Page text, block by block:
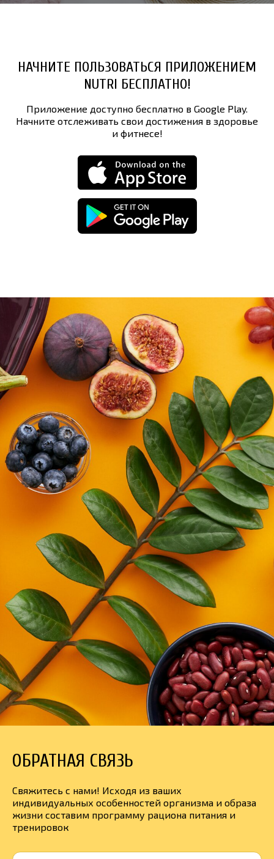
НАЧНИТЕ ПОЛЬЗОВАТЬСЯ ПРИЛОЖЕНИЕМ
NUTRI БЕСПЛАТНО!
Приложение доступно бесплатно в Google Play.
Начните отслеживать свои достижения в здоровье
и фитнесе!
ОБРАТНАЯ СВЯЗЬ
Свяжитесь с нами! Исходя из ваших
индивидуальных особенностей организма и образа
жизни составим программу рациона питания и
тренировок